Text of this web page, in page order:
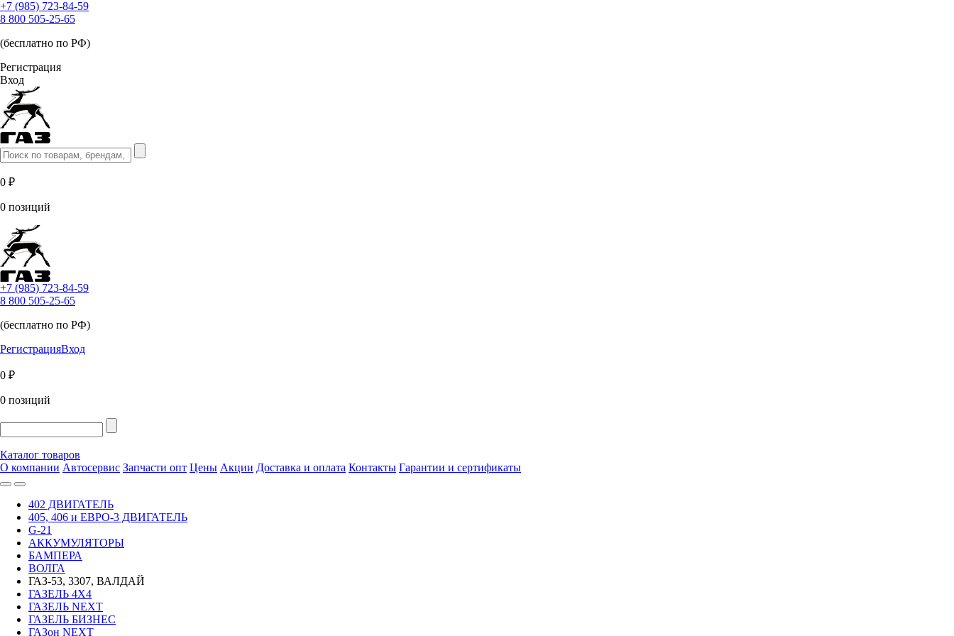
+7 (985) 723-84-59
8 800 505-25-65
(бесплатно по РФ)
Регистрация
Вход
0 ₽
0 позиций
+7 (985) 723-84-59
8 800 505-25-65
(бесплатно по РФ)
РегистрацияВход
0 ₽
0 позиций
Каталог товаров
О компании Автосервис Запчасти опт Цены Акции Доставка и оплата Контакты Гарантии и сертификаты
402 ДВИГАТЕЛЬ
405, 406 и ЕВРО-3 ДВИГАТЕЛЬ
G-21
АККУМУЛЯТОРЫ
БАМПЕРА
ВОЛГА
ГАЗ-53, 3307, ВАЛДАЙ
ГАЗЕЛЬ 4Х4
ГАЗЕЛЬ NEXT
ГАЗЕЛЬ БИЗНЕС
ГАЗон NEXT